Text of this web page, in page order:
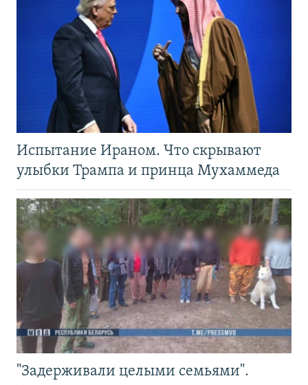
Испытание Ираном. Что скрывают
улыбки Трампа и принца Мухаммеда
"Задерживали целыми семьями".